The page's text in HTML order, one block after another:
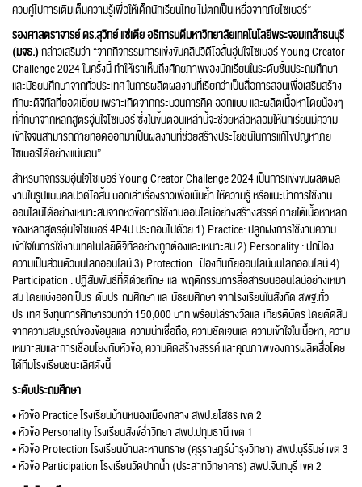
ควบคู่ไปการเติมเต็มความรู้เพื่อให้เด็กนักเรียนไทย ไม่ตกเป็นเหยื่อจากภัยไซเบอร์”
รองศาสตราจารย์ ดร.สุวิทย์ แซ่เตีย อธิการบดีมหาวิทยาลัยเทคโนโลยีพระจอมเกล้าธนบุรี
(มจธ.)กล่าวเสริมว่า “จากกิจกรรมการแข่งขันคลิปวิดีโอสั้นอุ่นใจไซเบอร์ Young Creator
Challenge 2024 ในครั้งนี้ ทำให้เราเห็นถึงศักยภาพของนักเรียนในระดับชั้นประถมศึกษา
และมัธยมศึกษาจากทั่วประเทศ ในการผลิตผลงานที่เรียกว่าเป็นสื่อการสอนเพื่อเสริมสร้าง
ทักษะดิจิทัลที่ยอดเยี่ยม เพราะเกิดจากกระบวนการคิด ออกแบบ และผลิตเนื้อหาโดยน้องๆ
ที่ศึกษาจากหลักสูตรอุ่นใจไซเบอร์ ซึ่งในขั้นตอนเหล่านี้จะช่วยหล่อหลอมให้นักเรียนมีความ
เข้าใจจนสามารถถ่ายทอดออกมาเป็นผลงานที่ช่วยสร้างประโยชน์ในการแก้ไขปัญหาภัย
ไซเบอร์ได้อย่างแน่นอน”
สำหรับกิจกรรมอุ่นใจไซเบอร์ Young Creator Challenge 2024 เป็นการแข่งขันผลิตผล
งานในรูปแบบคลิปวิดีโอสั้น บอกเล่าเรื่องราวเพื่อเน้นย้ำ ให้ความรู้ หรือแนะนำการใช้งาน
ออนไลน์ได้อย่างเหมาะสมจากหัวข้อการใช้งานออนไลน์อย่างสร้างสรรค์ ภายใต้เนื้อหาหลัก
ของหลักสูตรอุ่นใจไซเบอร์ 4P4ป ประกอบไปด้วย 1) Practice: ปลูกฝังการใช้งานความ
เข้าใจในการใช้งานเทคโนโลยีดิจิทัลอย่างถูกต้องและเหมาะสม 2) Personality : ปกป้อง
ความเป็นส่วนตัวบนโลกออนไลน์ 3) Protection : ป้องกันภัยออนไลน์บนโลกออนไลน์ 4)
Participation : ปฏิสัมพันธ์ที่ดีด้วยทักษะและพฤติกรรมการสื่อสารบนออนไลน์อย่างเหมาะ
สม โดยแบ่งออกเป็นระดับประถมศึกษา และมัธยมศึกษา จากโรงเรียนในสังกัด สพฐ.ทั่ว
ประเทศ ชิงทุนการศึกษารวมกว่า 150,000 บาท พร้อมโล่รางวัลและเกียรติบัตร โดยตัดสิน
จากความสมบูรณ์ของข้อมูลและความน่าเชื่อถือ, ความชัดเจนและความเข้าใจในเนื้อหา, ความ
เหมาะสมและการเชื่อมโยงกับหัวข้อ, ความคิดสร้างสรรค์ และคุณภาพของการผลิตสื่อโดย
ได้ทีมโรงเรียนชนะเลิศดังนี้
ระดับประถมศึกษา
• หัวข้อ Practice โรงเรียนบ้านหนองเมืองกลาง สพป.ยโสธร เขต 2
• หัวข้อ Personality โรงเรียนสังข์อ่ำวิทยา สพป.ปทุมธานี เขต 1
• หัวข้อ Protection โรงเรียนบ้านละหานทราย (คุรุราษฎร์บํารุงวิทยา) สพป.บุรีรัมย์ เขต 3
• หัวข้อ Participation โรงเรียนวัดปากน้ำ (ประสาทวิทยาคาร) สพป.จันทบุรี เขต 2